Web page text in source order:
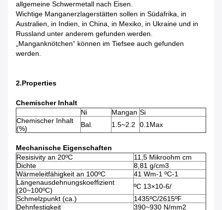
allgemeine Schwermetall nach Eisen.
Wichtige Manganerzlagerstätten sollen in Südafrika, in
Australien, in Indien, in China, in Mexiko, in Ukraine und in
Russland unter anderem gefunden werden.
„Manganknötchen“ können im Tiefsee auch gefunden
werden.
2.Properties
Chemischer Inhalt
Ni
Mangan Si
Chemischer Inhalt
(%)
Bal. 1.5~2.2 0.1Max
Mechanische Eigenschaften
Resisivity an 20ºC
11,5 Mikroohm cm
Dichte
8,81 g/cm3
Wärmeleitfähigkeit an 100ºC
41 Wm-1 ºC-1
Längenausdehnungskoeffizient
(20~100ºC)
ºC 13×10-6/
Schmelzpunkt (ca.)
1435ºC/2615ºF
Dehnfestigkeit
390~930 N/mm2